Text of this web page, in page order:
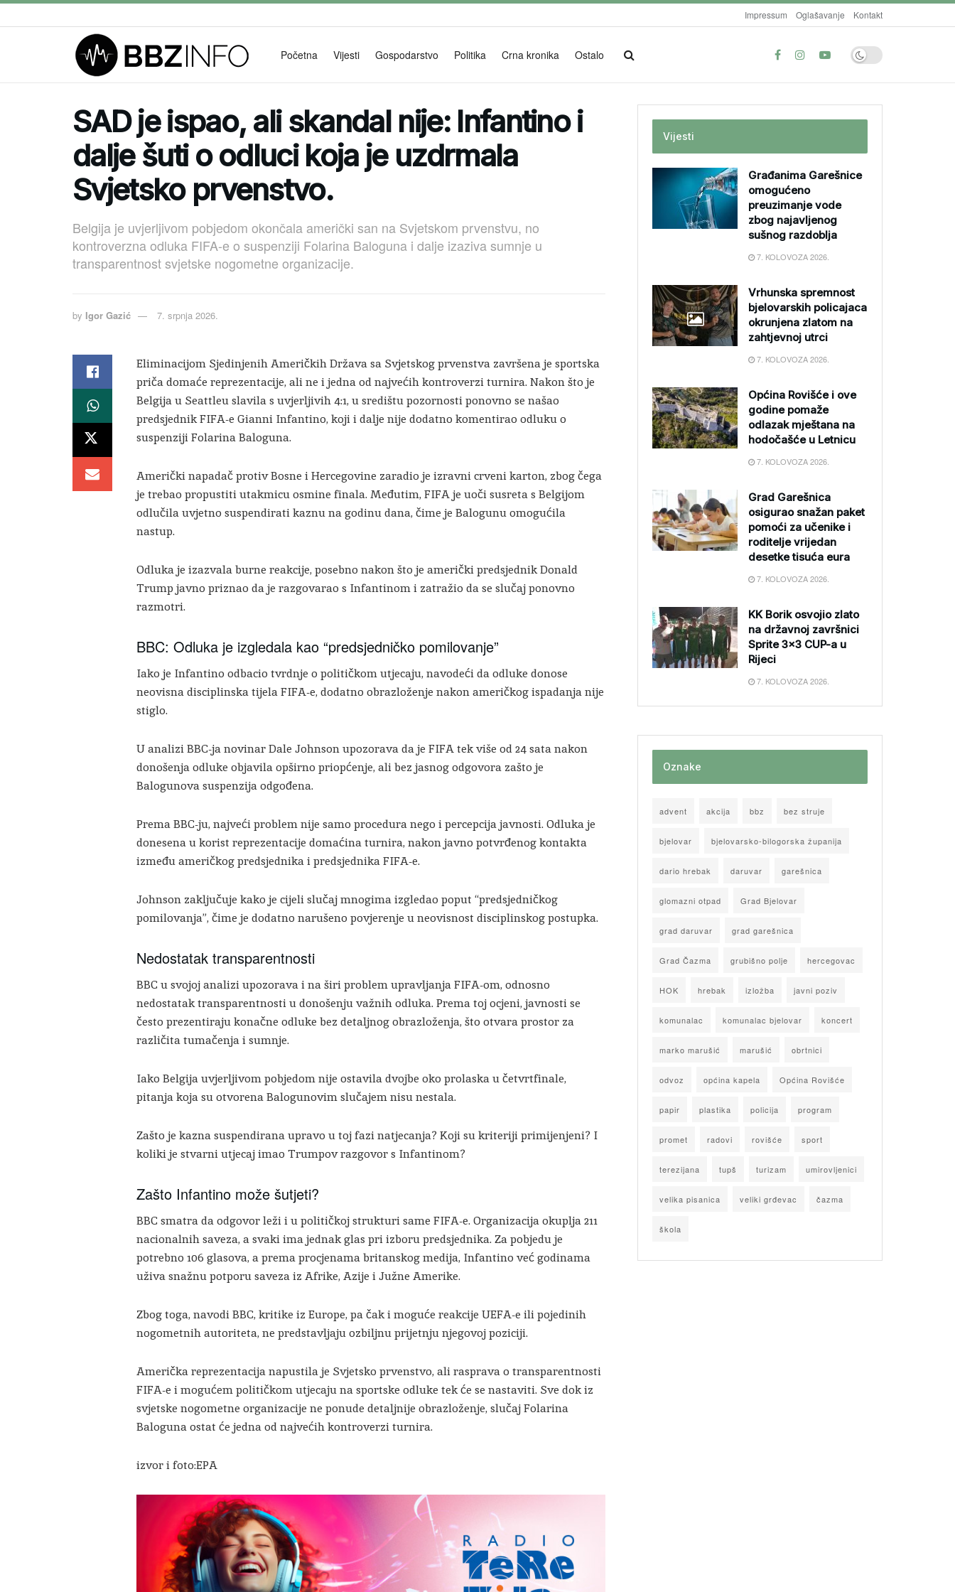
Impressum Oglašavanje Kontakt
Početna Vijesti Gospodarstvo Politika Crna kronika Ostalo
SAD je ispao, ali skandal nije: Infantino i
dalje šuti o odluci koja je uzdrmala
Svjetsko prvenstvo.
Belgija je uvjerljivom pobjedom okončala američki san na Svjetskom prvenstvu, no
kontroverzna odluka FIFA-e o suspenziji Folarina Baloguna i dalje izaziva sumnje u
transparentnost svjetske nogometne organizacije.
by Igor Gazić 7. srpnja 2026.
Eliminacijom Sjedinjenih Američkih Država sa Svjetskog prvenstva završena je sportska
priča domaće reprezentacije, ali ne i jedna od najvećih kontroverzi turnira. Nakon što je
Belgija u Seattleu slavila s uvjerljivih 4:1, u središtu pozornosti ponovno se našao
predsjednik FIFA-e Gianni Infantino, koji i dalje nije dodatno komentirao odluku o
suspenziji Folarina Baloguna.
Američki napadač protiv Bosne i Hercegovine zaradio je izravni crveni karton, zbog čega
je trebao propustiti utakmicu osmine finala. Međutim, FIFA je uoči susreta s Belgijom
odlučila uvjetno suspendirati kaznu na godinu dana, čime je Balogunu omogućila
nastup.
Odluka je izazvala burne reakcije, posebno nakon što je američki predsjednik Donald
Trump javno priznao da je razgovarao s Infantinom i zatražio da se slučaj ponovno
razmotri.
BBC: Odluka je izgledala kao “predsjedničko pomilovanje”
Iako je Infantino odbacio tvrdnje o političkom utjecaju, navodeći da odluke donose
neovisna disciplinska tijela FIFA-e, dodatno obrazloženje nakon američkog ispadanja nije
stiglo.
U analizi BBC-ja novinar Dale Johnson upozorava da je FIFA tek više od 24 sata nakon
donošenja odluke objavila opširno priopćenje, ali bez jasnog odgovora zašto je
Balogunova suspenzija odgođena.
Prema BBC-ju, najveći problem nije samo procedura nego i percepcija javnosti. Odluka je
donesena u korist reprezentacije domaćina turnira, nakon javno potvrđenog kontakta
između američkog predsjednika i predsjednika FIFA-e.
Johnson zaključuje kako je cijeli slučaj mnogima izgledao poput “predsjedničkog
pomilovanja”, čime je dodatno narušeno povjerenje u neovisnost disciplinskog postupka.
Nedostatak transparentnosti
BBC u svojoj analizi upozorava i na širi problem upravljanja FIFA-om, odnosno
nedostatak transparentnosti u donošenju važnih odluka. Prema toj ocjeni, javnosti se
često prezentiraju konačne odluke bez detaljnog obrazloženja, što otvara prostor za
različita tumačenja i sumnje.
Iako Belgija uvjerljivom pobjedom nije ostavila dvojbe oko prolaska u četvrtfinale,
pitanja koja su otvorena Balogunovim slučajem nisu nestala.
Zašto je kazna suspendirana upravo u toj fazi natjecanja? Koji su kriteriji primijenjeni? I
koliki je stvarni utjecaj imao Trumpov razgovor s Infantinom?
Zašto Infantino može šutjeti?
BBC smatra da odgovor leži i u političkoj strukturi same FIFA-e. Organizacija okuplja 211
nacionalnih saveza, a svaki ima jednak glas pri izboru predsjednika. Za pobjedu je
potrebno 106 glasova, a prema procjenama britanskog medija, Infantino već godinama
uživa snažnu potporu saveza iz Afrike, Azije i Južne Amerike.
Zbog toga, navodi BBC, kritike iz Europe, pa čak i moguće reakcije UEFA-e ili pojedinih
nogometnih autoriteta, ne predstavljaju ozbiljnu prijetnju njegovoj poziciji.
Američka reprezentacija napustila je Svjetsko prvenstvo, ali rasprava o transparentnosti
FIFA-e i mogućem političkom utjecaju na sportske odluke tek će se nastaviti. Sve dok iz
svjetske nogometne organizacije ne ponude detaljnije obrazloženje, slučaj Folarina
Baloguna ostat će jedna od najvećih kontroverzi turnira.
izvor i foto:EPA
Vijesti
Građanima Garešnice
omogućeno
preuzimanje vode
zbog najavljenog
sušnog razdoblja
7. KOLOVOZA 2026.
Vrhunska spremnost
bjelovarskih policajaca
okrunjena zlatom na
zahtjevnoj utrci
7. KOLOVOZA 2026.
Općina Rovišće i ove
godine pomaže
odlazak mještana na
hodočašće u Letnicu
7. KOLOVOZA 2026.
Grad Garešnica
osigurao snažan paket
pomoći za učenike i
roditelje vrijedan
desetke tisuća eura
7. KOLOVOZA 2026.
KK Borik osvojio zlato
na državnoj završnici
Sprite 3×3 CUP-a u
Rijeci
7. KOLOVOZA 2026.
Oznake
advent akcija bbz bez struje
bjelovar bjelovarsko-bilogorska županija
dario hrebak daruvar garešnica
glomazni otpad Grad Bjelovar
grad daruvar grad garešnica
Grad Čazma grubišno polje hercegovac
HOK hrebak izložba javni poziv
komunalac komunalac bjelovar koncert
marko marušić marušić obrtnici
odvoz općina kapela Općina Rovišće
papir plastika policija program
promet radovi rovišće sport
terezijana tupš turizam umirovljenici
velika pisanica veliki grđevac čazma
škola